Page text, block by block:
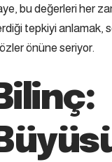
bu değerleri her
tepkiyi anlamak,
önüne seriyor.